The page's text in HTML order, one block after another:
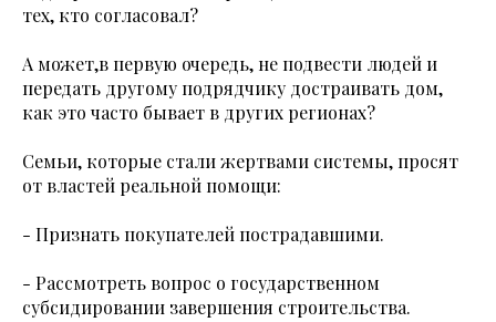
тех, кто согласовал?
А может,в первую очередь, не подвести людей и
передать другому подрядчику достраивать дом,
как это часто бывает в других регионах?
Семьи, которые стали жертвами системы, просят
от властей реальной помощи:
- Признать покупателей пострадавшими.
- Рассмотреть вопрос о государственном
субсидировании завершения строительства.